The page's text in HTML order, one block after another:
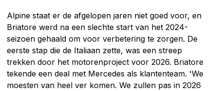
Alpine staat er de afgelopen jaren niet goed voor, en
Briatore werd na een slechte start van het 2024-
seizoen gehaald om voor verbetering te zorgen. De
eerste stap die de Italiaan zette, was een streep
trekken door het motorenproject voor 2026. Briatore
tekende een deal met Mercedes als klantenteam. 'We
moesten van heel ver komen. We zullen pas in 2026